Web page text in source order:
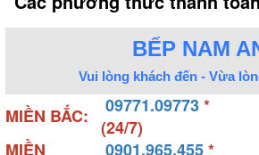
BẾP NAM
Vui lòng khách đến - Vừa
MIỀN BẮC: 09771.09773*
(24/7)
MIỀN
0901.965.455*